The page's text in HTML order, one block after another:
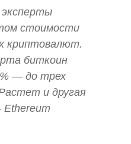
стоимости
криптовалют.
биткоин
— до трех
и другая